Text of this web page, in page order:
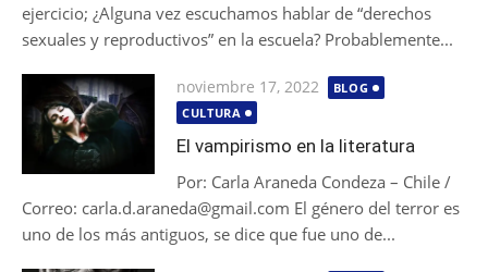
ejercicio; ¿Alguna vez escuchamos hablar de “derechos
sexuales y reproductivos” en la escuela? Probablemente...
Publicada
el
noviembre 17, 2022
BLOG
CULTURA
El vampirismo en la literatura
Por: Carla Araneda Condeza – Chile /
Correo: carla.d.araneda@gmail.com El género del terror es
uno de los más antiguos, se dice que fue uno de...